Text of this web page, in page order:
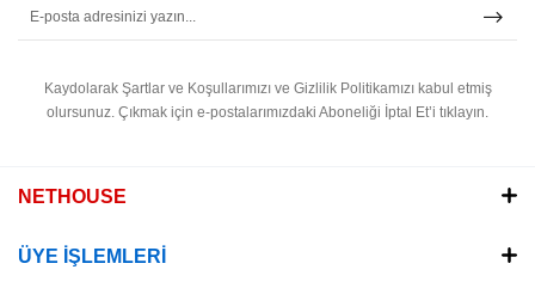
Kaydolarak Şartlar ve Koşullarımızı ve Gizlilik Politikamızı kabul etmiş
olursunuz. Çıkmak için e-postalarımızdaki Aboneliği İptal Et’i tıklayın.
NETHOUSE
ÜYE İŞLEMLERİ